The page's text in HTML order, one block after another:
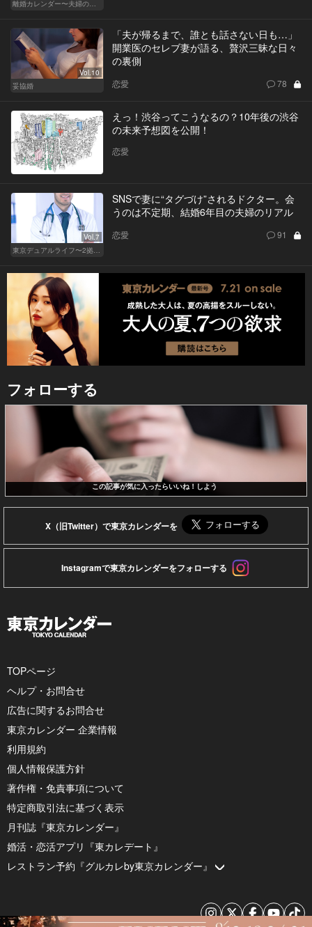
Vol.10
妥協婚
「夫が帰るまで、誰とも話さない日も…」
開業医のセレブ妻が語る、贅沢三昧な日々
の裏側
恋愛 78
えっ！渋谷ってこうなるの？10年後の渋谷
の未来予想図を公開！
恋愛
Vol.7
SNSで妻に“タグづけ”されるドクター。会
うのは不定期、結婚6年目の夫婦のリアル
恋愛 91
フォローする
この記事が気に入ったらいいね！しよう
X（旧Twitter）で東京カレンダーを
Instagramで東京カレンダーをフォローする
TOPページ
ヘルプ・お問合せ
広告に関するお問合せ
東京カレンダー 企業情報
利用規約
個人情報保護方針
著作権・免責事項について
特定商取引法に基づく表示
月刊誌『東京カレンダー』
婚活・恋活アプリ『東カレデート』
レストラン予約『グルカレby東京カレンダー』